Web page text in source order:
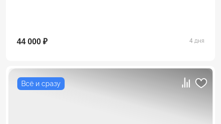
44 000 ₽ 4 дня
Всё и сразу